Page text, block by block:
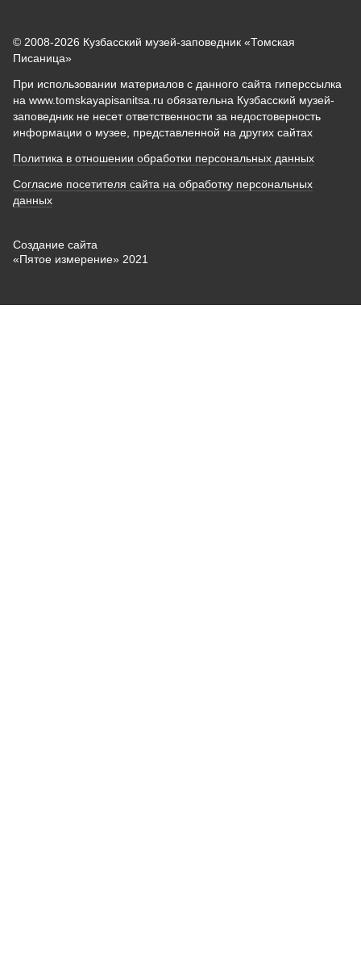
© 2008-2026 Кузбасский музей-заповедник «Томская
Писаница»
При использовании материалов с данного сайта гиперссылка
на www.tomskayapisanitsa.ru обязательна Кузбасский музей-
заповедник не несет ответственности за недостоверность
информации о музее, представленной на других сайтах
Политика в отношении обработки персональных данных
Согласие посетителя сайта на обработку персональных
данных
Создание сайта
«Пятое измерение» 2021